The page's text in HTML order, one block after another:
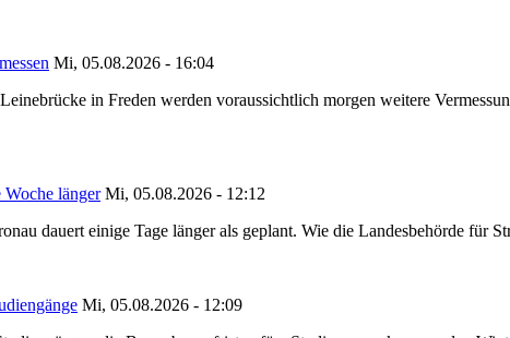
Mi, 05.08.2026 - 16:04
in Freden werden voraussichtlich morgen weitere
länger Mi, 05.08.2026 - 12:12
dauert einige Tage länger als geplant. Wie die Landesbehörde für
Mi, 05.08.2026 - 12:09